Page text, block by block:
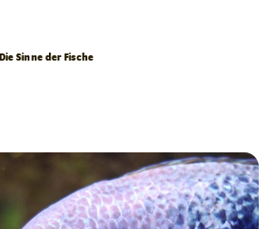
Die Sinne der Fische